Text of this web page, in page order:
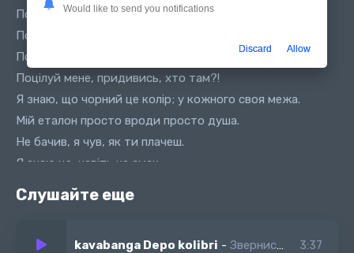
Поцілуй мене придивись кажеш я не той ти не та
Поцілуй мене, придивись, хто там?!
Поцілуй мене, придивись! Кажеш: я не той, ти не та.
Поцілуй мене, придивись, хто там?!
Я знаю, що чорний це колір; у кожного своя межа.
Мій еталон просто вроди просто душа.
Не бачив, я чув, як ти плачеш.
Я знаю це, навіть на смак.
Припини сльози i дай мені руку,
будем слухати в темряві звуки.
Слушайте еще
kavabanga Depo kolibri - Звернися до меня 3:37
Would like to send you notifications
Discard Allow